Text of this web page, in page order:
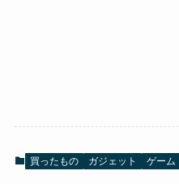
買ったもの ガジェット ゲーム